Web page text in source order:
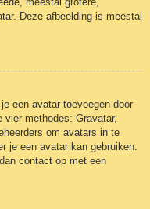
Deze afbeelding is meestal
een avatar toevoegen door
methodes: Gravatar,
om avatars in te
je een avatar kan gebruiken.
contact op met een